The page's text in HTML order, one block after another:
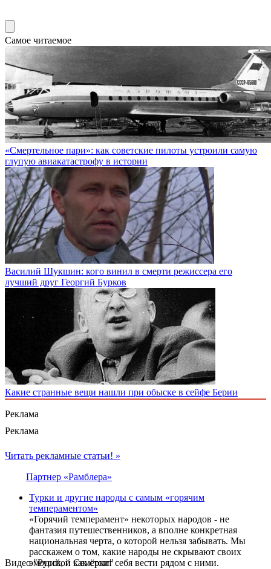
Самое читаемое
«Смертельное пари»: как советские пилоты устроили самую
глупую авиакатастрофу в истории
Василий Шукшин: кого винил в смерти режиссера его
лучший друг Георгий Бурков
Какие странные вещи нашли при обыске в сейфе Берии
Реклама
Реклама
Видео "Русской Семёрки"
Читать рекламные статьи! »
Партнер «Рамблера»
Турки и другие народы с самым «горячим
темпераментом»
«Горячий темперамент» некоторых народов - не
фантазия путешественников, а вполне конкретная
национальная черта, о которой нельзя забывать. Мы
расскажем о том, какие народы не скрывают своих
эмоций, и как стоит себя вести рядом с ними.